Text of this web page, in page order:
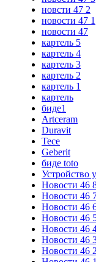
новсти 47 2
новости 47 1
новости 47
картель 5
картель 4
картель 3
картель 2
картель 1
картель
биде1
Artceram
Duravit
Tece
Geberit
биде toto
Устройство
Новости 46
Новости 46
Новости 46
Новости 46
Новости 46
Новости 46
Новости 46 2